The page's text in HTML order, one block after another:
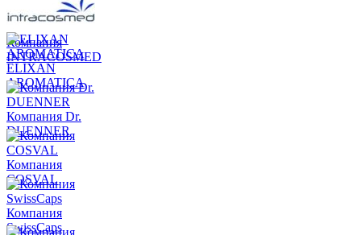
Компания
INTRACOSMED
ELIXAN
AROMATICA
Компания Dr.
DUENNER
Компания
COSVAL
Компания
SwissCaps